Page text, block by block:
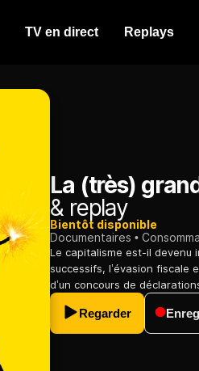
TV en direct Replays
La (très)
& replay
Bientôt disponible
Documentaires
Le capitalisme est-il devenu
successifs, l’évasion fiscale
d’un concours de
Regarder